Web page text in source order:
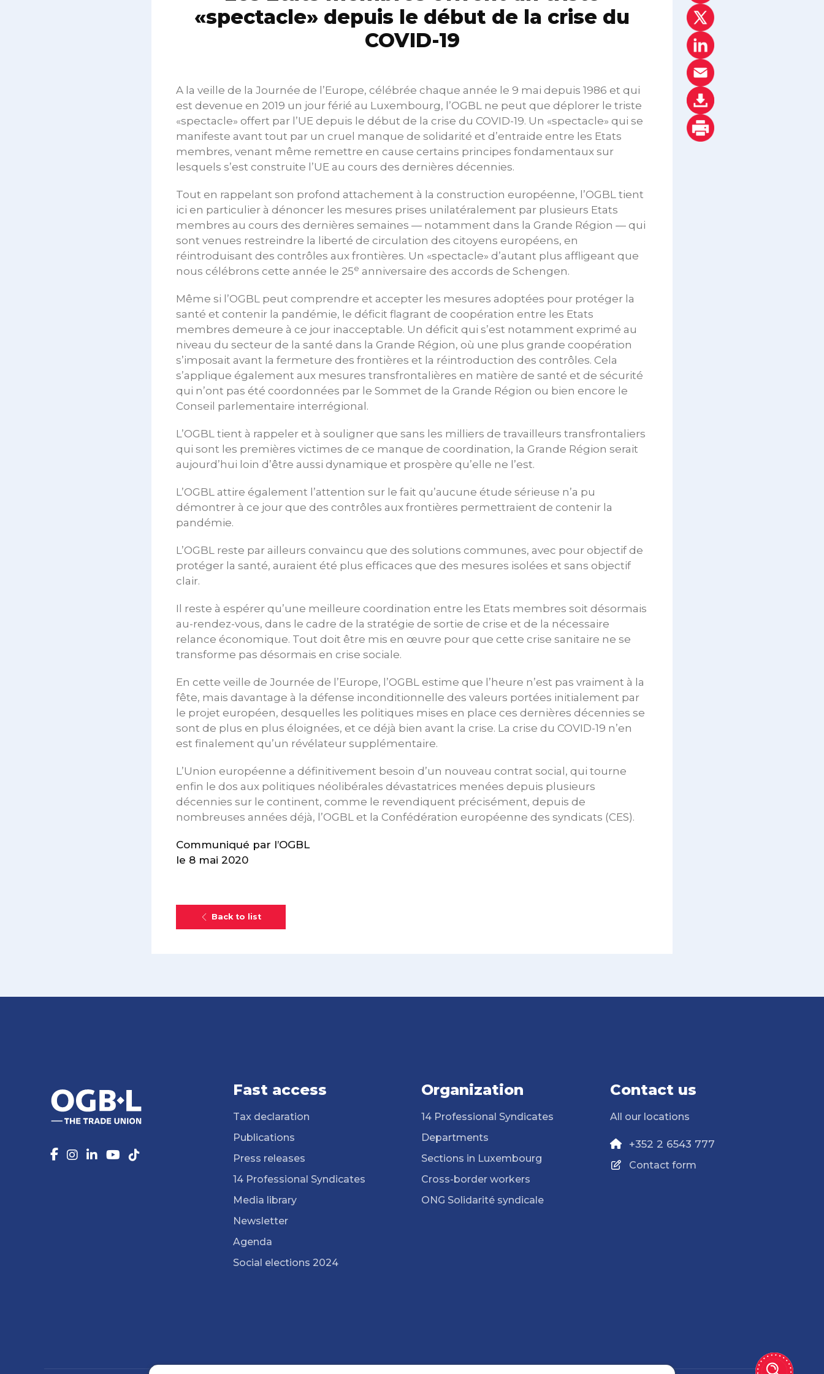
«spectacle» depuis le début de la crise du
COVID-19
A la veille de la Journée de l’Europe, célébrée chaque année le 9 mai depuis 1986 et qui
est devenue en 2019 un jour férié au Luxembourg, l’OGBL ne peut que déplorer le triste
«spectacle» offert par l’UE depuis le début de la crise du COVID-19. Un «spectacle» qui se
manifeste avant tout par un cruel manque de solidarité et d’entraide entre les Etats
membres, venant même remettre en cause certains principes fondamentaux sur
lesquels s’est construite l’UE au cours des dernières décennies.
Tout en rappelant son profond attachement à la construction européenne, l’OGBL tient
ici en particulier à dénoncer les mesures prises unilatéralement par plusieurs Etats
membres au cours des dernières semaines — notamment dans la Grande Région — qui
sont venues restreindre la liberté de circulation des citoyens européens, en
réintroduisant des contrôles aux frontières. Un «spectacle» d’autant plus affligeant que
nous célébrons cette année le 25e anniversaire des accords de Schengen.
Même si l’OGBL peut comprendre et accepter les mesures adoptées pour protéger la
santé et contenir la pandémie, le déficit flagrant de coopération entre les Etats
membres demeure à ce jour inacceptable. Un déficit qui s’est notamment exprimé au
niveau du secteur de la santé dans la Grande Région, où une plus grande coopération
s’imposait avant la fermeture des frontières et la réintroduction des contrôles. Cela
s’applique également aux mesures transfrontalières en matière de santé et de sécurité
qui n’ont pas été coordonnées par le Sommet de la Grande Région ou bien encore le
Conseil parlementaire interrégional.
L’OGBL tient à rappeler et à souligner que sans les milliers de travailleurs transfrontaliers
qui sont les premières victimes de ce manque de coordination, la Grande Région serait
aujourd’hui loin d’être aussi dynamique et prospère qu’elle ne l’est.
L’OGBL attire également l’attention sur le fait qu’aucune étude sérieuse n’a pu
démontrer à ce jour que des contrôles aux frontières permettraient de contenir la
pandémie.
L’OGBL reste par ailleurs convaincu que des solutions communes, avec pour objectif de
protéger la santé, auraient été plus efficaces que des mesures isolées et sans objectif
clair.
Il reste à espérer qu’une meilleure coordination entre les Etats membres soit désormais
au-rendez-vous, dans le cadre de la stratégie de sortie de crise et de la nécessaire
relance économique. Tout doit être mis en œuvre pour que cette crise sanitaire ne se
transforme pas désormais en crise sociale.
En cette veille de Journée de l’Europe, l’OGBL estime que l’heure n’est pas vraiment à la
fête, mais davantage à la défense inconditionnelle des valeurs portées initialement par
le projet européen, desquelles les politiques mises en place ces dernières décennies se
sont de plus en plus éloignées, et ce déjà bien avant la crise. La crise du COVID-19 n’en
est finalement qu’un révélateur supplémentaire.
L’Union européenne a définitivement besoin d’un nouveau contrat social, qui tourne
enfin le dos aux politiques néolibérales dévastatrices menées depuis plusieurs
décennies sur le continent, comme le revendiquent précisément, depuis de
nombreuses années déjà, l’OGBL et la Confédération européenne des syndicats (CES).
Communiqué par l’OGBL
le 8 mai 2020
Back to list
Fast access
Tax declaration
Publications
Press releases
14 Professional Syndicates
Media library
Newsletter
Agenda
Social elections 2024
Organization
14 Professional Syndicates
Departments
Sections in Luxembourg
Cross-border workers
ONG Solidarité syndicale
Contact us
All our locations
+352 2 6543 777
Contact form